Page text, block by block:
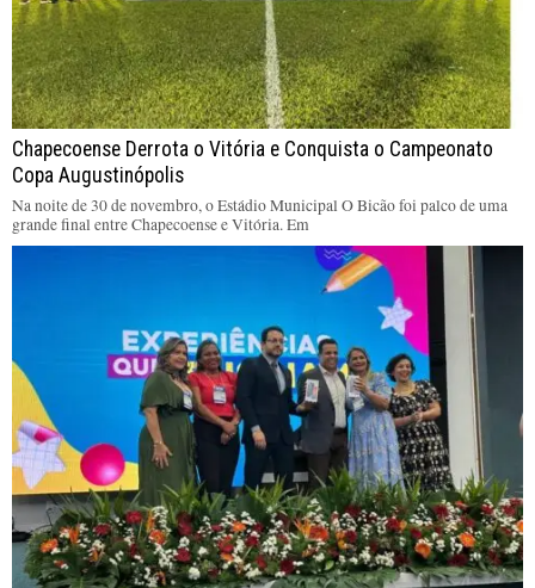
Chapecoense Derrota o Vitória e Conquista o Campeonato
Copa Augustinópolis
Na noite de 30 de novembro, o Estádio Municipal O Bicão foi palco de uma
grande final entre Chapecoense e Vitória. Em